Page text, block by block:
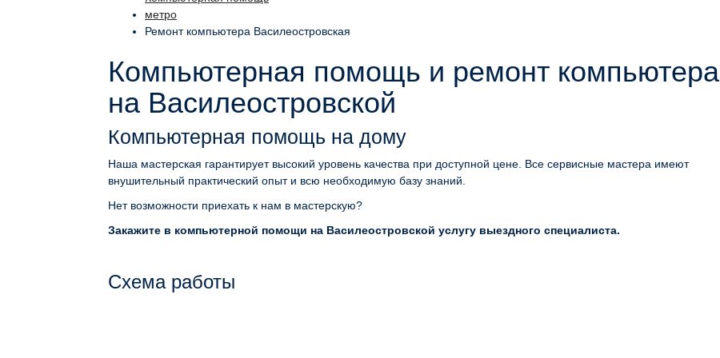
метро
Ремонт компьютера Василеостровская
Компьютерная помощь и ремонт компьютера
на Василеостровской
Компьютерная помощь на дому
Наша мастерская гарантирует высокий уровень качества при доступной цене. Все сервисные мастера имеют
внушительный практический опыт и всю необходимую базу знаний.
Нет возможности приехать к нам в мастерскую?
Закажите в компьютерной помощи на Василеостровской услугу выездного специалиста.
Схема работы